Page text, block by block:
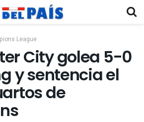
League
City golea 5-0
y sentencia el
de